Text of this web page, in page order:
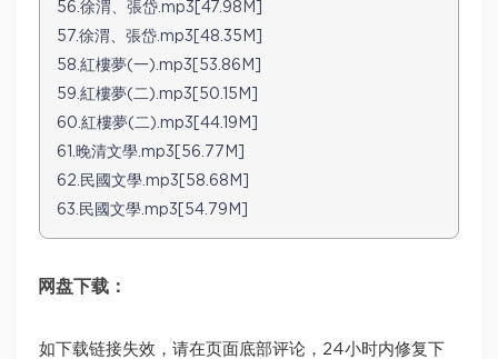
56.徐渭、張岱.mp3[47.98M]
57.徐渭、張岱.mp3[48.35M]
58.紅樓夢(一).mp3[53.86M]
59.紅樓夢(二).mp3[50.15M]
60.紅樓夢(二).mp3[44.19M]
61.晚清文學.mp3[56.77M]
62.民國文學.mp3[58.68M]
63.民國文學.mp3[54.79M]
网盘下载：
如下载链接失效，请在页面底部评论，24小时内修复下